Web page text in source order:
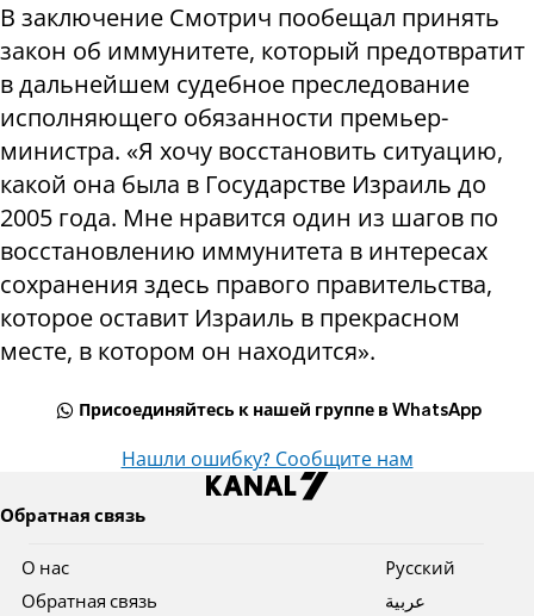
В заключение Смотрич пообещал принять
закон об иммунитете, который предотвратит
в дальнейшем судебное преследование
исполняющего обязанности премьер-
министра. «Я хочу восстановить ситуацию,
какой она была в Государстве Израиль до
2005 года. Мне нравится один из шагов по
восстановлению иммунитета в интересах
сохранения здесь правого правительства,
которое оставит Израиль в прекрасном
месте, в котором он находится».
Присоединяйтесь к нашей группе в WhatsApp
Нашли ошибку? Сообщите нам
Обратная связь
О нас
Обратная связь
Pусский
عربية